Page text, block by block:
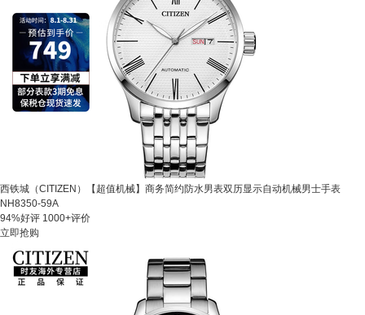
西铁城（CITIZEN）【超值机械】商务简约防水男表双历显示自动机械男士手表
NH8350-59A
94%好评 1000+评价
立即抢购